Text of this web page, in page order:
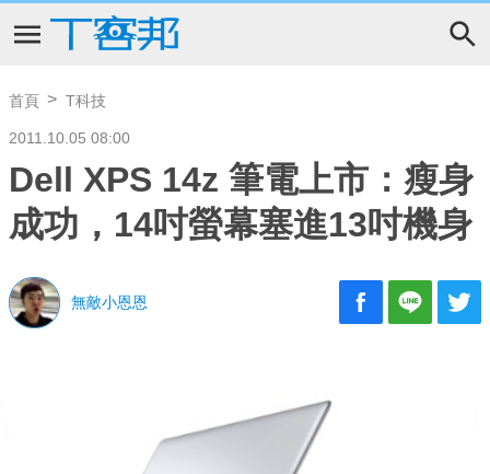
首頁 T科技
2011.10.05 08:00
Dell XPS 14z 筆電上市：瘦身
成功，14吋螢幕塞進13吋機身
無敵小恩恩